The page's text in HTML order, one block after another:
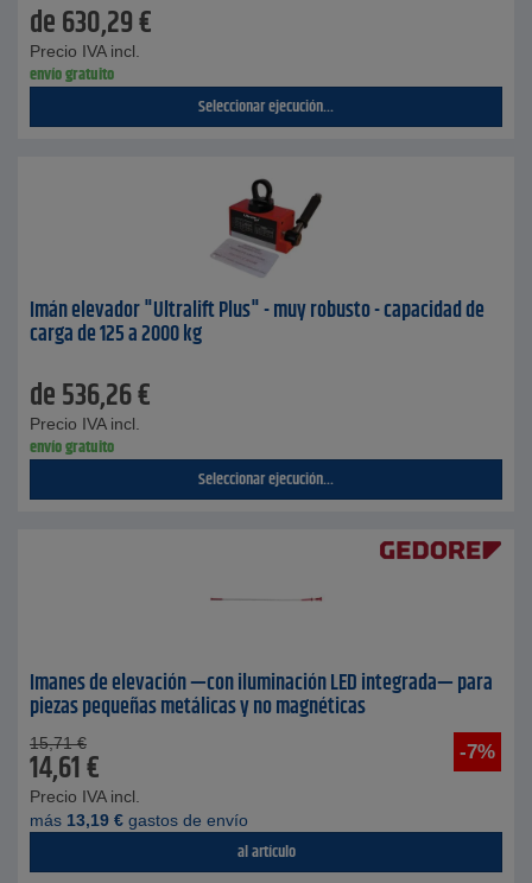
de630,29€
Precio IVA incl.
envío gratuito
Seleccionar ejecución...
Imán elevador "Ultralift Plus" - muy robusto - capacidad de
carga de 125 a 2000 kg
de536,26€
Precio IVA incl.
envío gratuito
Seleccionar ejecución...
Imanes de elevación —con iluminación LED integrada— para
piezas pequeñas metálicas y no magnéticas
-7%
15,71 €
14,61€
Precio IVA incl.
más 13,19 € gastos de envío
al artículo